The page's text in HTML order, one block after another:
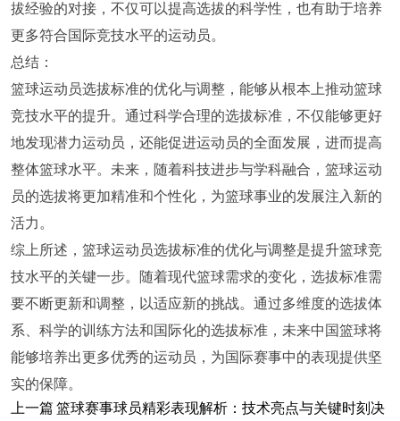
拔经验的对接，不仅可以提高选拔的科学性，也有助于培养
更多符合国际竞技水平的运动员。
总结：
篮球运动员选拔标准的优化与调整，能够从根本上推动篮球
竞技水平的提升。通过科学合理的选拔标准，不仅能够更好
地发现潜力运动员，还能促进运动员的全面发展，进而提高
整体篮球水平。未来，随着科技进步与学科融合，篮球运动
员的选拔将更加精准和个性化，为篮球事业的发展注入新的
活力。
综上所述，篮球运动员选拔标准的优化与调整是提升篮球竞
技水平的关键一步。随着现代篮球需求的变化，选拔标准需
要不断更新和调整，以适应新的挑战。通过多维度的选拔体
系、科学的训练方法和国际化的选拔标准，未来中国篮球将
能够培养出更多优秀的运动员，为国际赛事中的表现提供坚
实的保障。
上一篇 篮球赛事球员精彩表现解析：技术亮点与关键时刻决